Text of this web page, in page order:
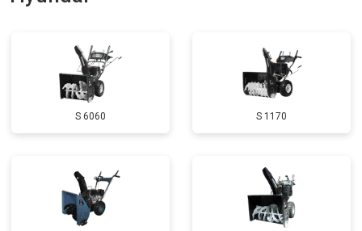
Замена глушителя Заказать
Замена маховика от 3050 ₽ Заказать
Натяжка тросов Заказать
Ремонт электропроводки от 3150 ₽ Заказать
S 6060 S 1170